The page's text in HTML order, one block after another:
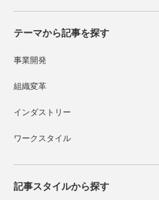
テーマから記事を探す
事業開発
組織変革
インダストリー
ワークスタイル
記事スタイルから探す